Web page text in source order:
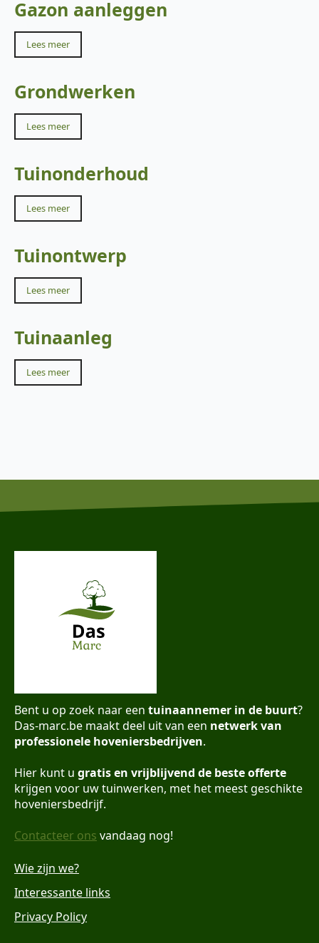
Gazon aanleggen
Lees meer
Grondwerken
Lees meer
Tuinonderhoud
Lees meer
Tuinontwerp
Lees meer
Tuinaanleg
Lees meer
Bent u op zoek naar een tuinaannemer in de buurt?
Das-marc.be maakt deel uit van een netwerk van
professionele hoveniersbedrijven.
Hier kunt u gratis en vrijblijvend de beste offerte
krijgen voor uw tuinwerken, met het meest geschikte
hoveniersbedrijf.
Contacteer ons vandaag nog!
Wie zijn we?
Interessante links
Privacy Policy